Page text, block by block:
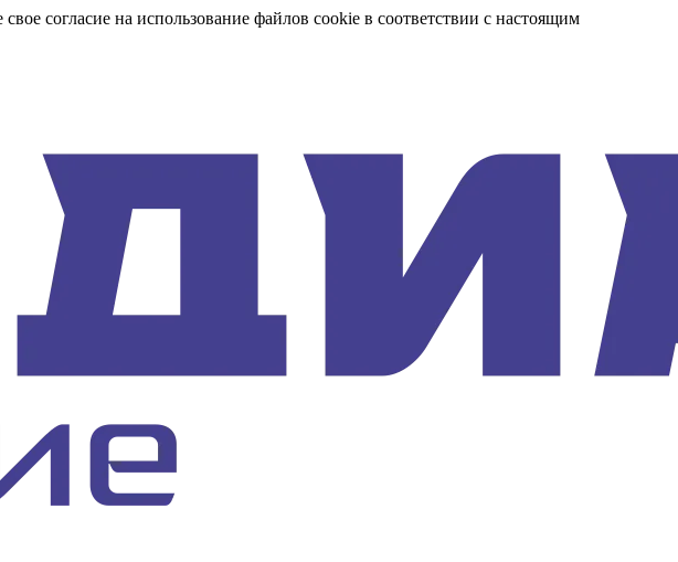
согласие на использование файлов cookie в соответствии с настоящим